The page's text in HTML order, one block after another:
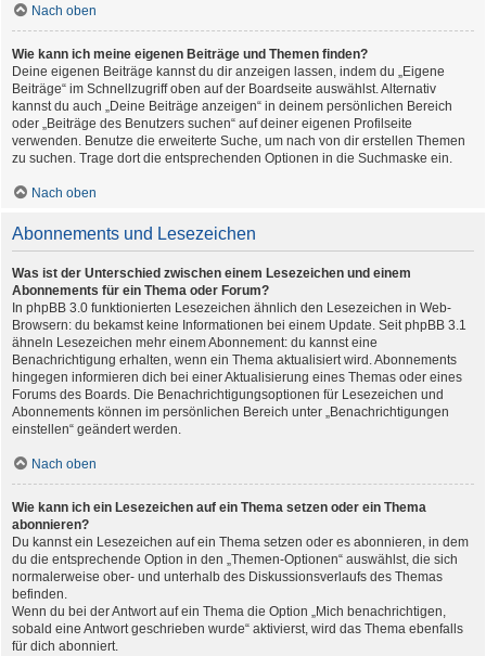
Nach oben
Wie kann ich meine eigenen Beiträge und Themen finden?
Deine eigenen Beiträge kannst du dir anzeigen lassen, indem du „Eigene
Beiträge“ im Schnellzugriff oben auf der Boardseite auswählst. Alternativ
kannst du auch „Deine Beiträge anzeigen“ in deinem persönlichen Bereich
oder „Beiträge des Benutzers suchen“ auf deiner eigenen Profilseite
verwenden. Benutze die erweiterte Suche, um nach von dir erstellen Themen
zu suchen. Trage dort die entsprechenden Optionen in die Suchmaske ein.
Nach oben
Abonnements und Lesezeichen
Was ist der Unterschied zwischen einem Lesezeichen und einem
Abonnements für ein Thema oder Forum?
In phpBB 3.0 funktionierten Lesezeichen ähnlich den Lesezeichen in Web-
Browsern: du bekamst keine Informationen bei einem Update. Seit phpBB 3.1
ähneln Lesezeichen mehr einem Abonnement: du kannst eine
Benachrichtigung erhalten, wenn ein Thema aktualisiert wird. Abonnements
hingegen informieren dich bei einer Aktualisierung eines Themas oder eines
Forums des Boards. Die Benachrichtigungsoptionen für Lesezeichen und
Abonnements können im persönlichen Bereich unter „Benachrichtigungen
einstellen“ geändert werden.
Nach oben
Wie kann ich ein Lesezeichen auf ein Thema setzen oder ein Thema
abonnieren?
Du kannst ein Lesezeichen auf ein Thema setzen oder es abonnieren, in dem
du die entsprechende Option in den „Themen-Optionen“ auswählst, die sich
normalerweise ober- und unterhalb des Diskussionsverlaufs des Themas
befinden.
Wenn du bei der Antwort auf ein Thema die Option „Mich benachrichtigen,
sobald eine Antwort geschrieben wurde“ aktivierst, wird das Thema ebenfalls
für dich abonniert.